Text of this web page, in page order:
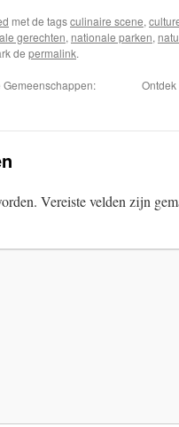
met de tagsculinaire scene,
gerechten, nationale parken,
de permalink.
Gemeenschappen:
Vereiste velden zijn